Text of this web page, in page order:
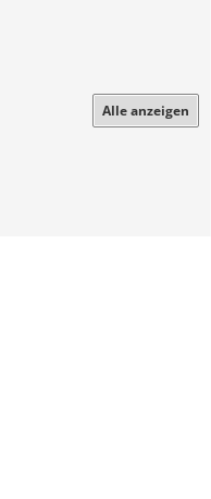
Alle anzeigen